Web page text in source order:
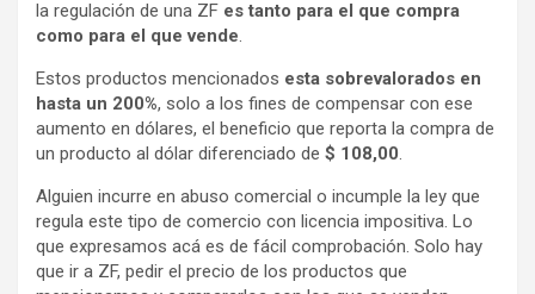
la regulación de una ZF es tanto para el que compra
como para el que vende.
Estos productos mencionados esta sobrevalorados en
hasta un 200%, solo a los fines de compensar con ese
aumento en dólares, el beneficio que reporta la compra de
un producto al dólar diferenciado de $ 108,00.
Alguien incurre en abuso comercial o incumple la ley que
regula este tipo de comercio con licencia impositiva. Lo
que expresamos acá es de fácil comprobación. Solo hay
que ir a ZF, pedir el precio de los productos que